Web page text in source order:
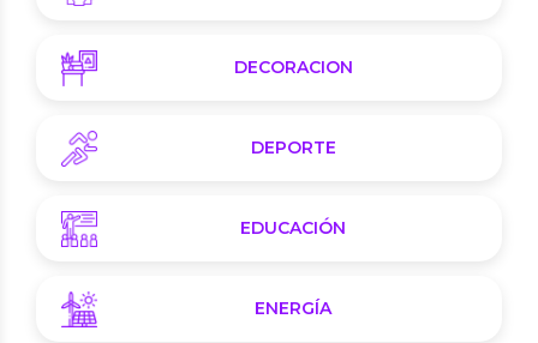
DECORACION
DEPORTE
EDUCACIÓN
ENERGÍA